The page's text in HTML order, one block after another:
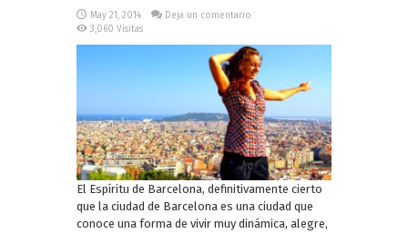
May 21, 2014
Deja un comentario
3,060 Visitas
El Espíritu de Barcelona, definitivamente cierto
que la ciudad de Barcelona es una ciudad que
conoce una forma de vivir muy dinámica, alegre,